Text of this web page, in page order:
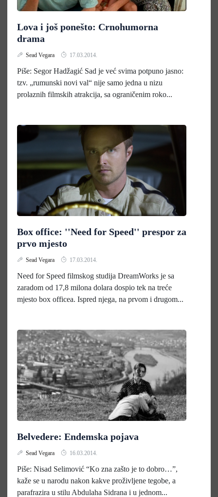
Lova i još ponešto: Crnohumorna
drama
Sead Vegara 17.03.2014.
Piše: Segor Hadžagić Sad je već svima potpuno jasno:
tzv. „rumunski novi val“ nije samo jedna u nizu
prolaznih filmskih atrakcija, sa ograničenim roko...
Box office: ''Need for Speed'' prespor za
prvo mjesto
Sead Vegara 17.03.2014.
Need for Speed filmskog studija DreamWorks je sa
zaradom od 17,8 milona dolara dospio tek na treće
mjesto box officea. Ispred njega, na prvom i drugom...
Belvedere: Endemska pojava
Sead Vegara 16.03.2014.
Piše: Nisad Selimović “Ko zna zašto je to dobro…”,
kaže se u narodu nakon kakve proživljene tegobe, a
parafrazira u stilu Abdulaha Sidrana i u jednom...